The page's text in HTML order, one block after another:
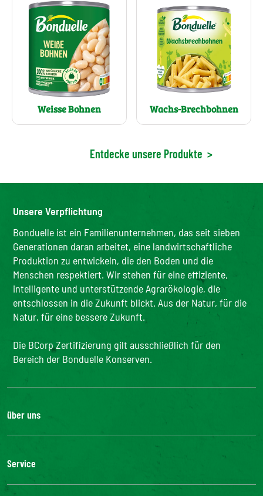
Weisse Bohnen Wachs-Brechbohnen
Entdecke unsere Produkte >
Unsere Verpflichtung
Bonduelle ist ein Familienunternehmen, das seit sieben
Generationen daran arbeitet, eine landwirtschaftliche
Produktion zu entwickeln, die den Boden und die
Menschen respektiert. Wir stehen für eine effiziente,
intelligente und unterstützende Agrarökologie, die
entschlossen in die Zukunft blickt. Aus der Natur, für die
Natur, für eine bessere Zukunft.
Die BCorp Zertifizierung gilt ausschließlich für den
Bereich der Bonduelle Konserven.
über uns
Karriere
Unser Engagement
Unsere Innovationen
Service
FAQ